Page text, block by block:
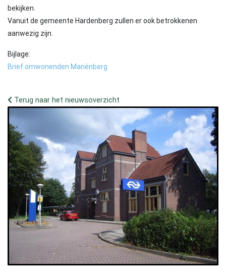
bekijken.
Vanuit de gemeente Hardenberg zullen er ook betrokkenen
aanwezig zijn.
Bijlage:
Brief omwonenden Mariënberg
Terug naar het nieuwsoverzicht